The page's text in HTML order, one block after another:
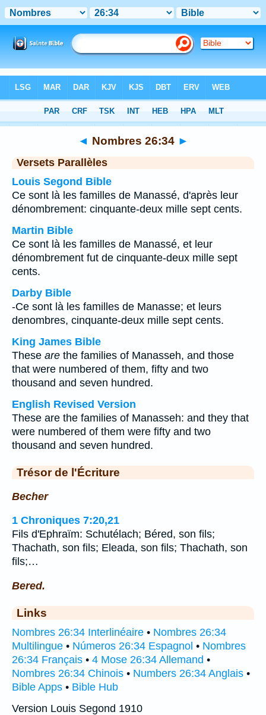
Chapitre 26> Verset 34
◄ Nombres 26:34 ►
Versets Parallèles
Louis Segond Bible
Ce sont là les familles de Manassé, d'après leur
dénombrement: cinquante-deux mille sept cents.
Martin Bible
Ce sont là les familles de Manassé, et leur
dénombrement fut de cinquante-deux mille sept
cents.
Darby Bible
-Ce sont là les familles de Manasse; et leurs
denombres, cinquante-deux mille sept cents.
King James Bible
These are the families of Manasseh, and those
that were numbered of them, fifty and two
thousand and seven hundred.
English Revised Version
These are the families of Manasseh: and they that
were numbered of them were fifty and two
thousand and seven hundred.
Trésor de l'Écriture
Becher
1 Chroniques 7:20,21
Fils d'Ephraïm: Schutélach; Béred, son fils;
Thachath, son fils; Eleada, son fils; Thachath, son
fils;…
Bered.
Links
Nombres 26:34 Interlinéaire • Nombres 26:34
Multilingue • Números 26:34 Espagnol • Nombres
26:34 Français • 4 Mose 26:34 Allemand •
Nombres 26:34 Chinois • Numbers 26:34 Anglais •
Bible Apps • Bible Hub
Version Louis Segond 1910